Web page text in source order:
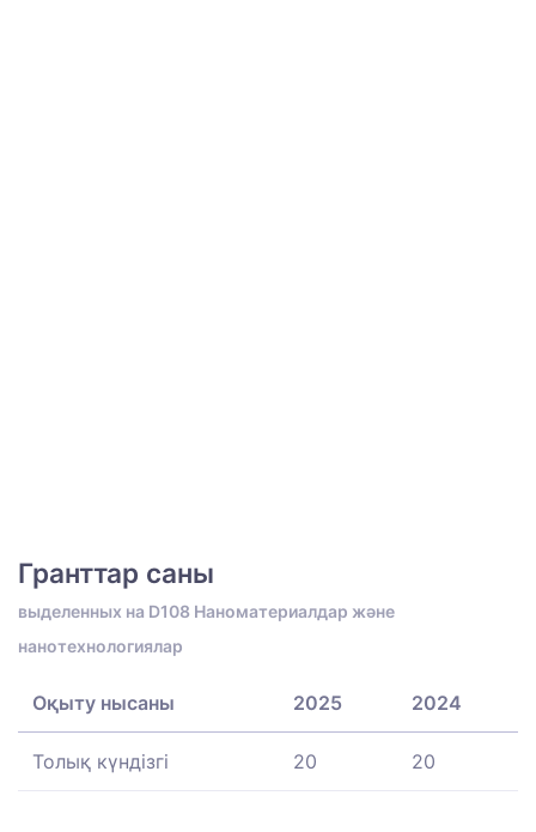
Гранттар саны
выделенных на D108 Наноматериалдар және
нанотехнологиялар
Оқыту нысаны 2025 2024
Толық күндізгі 20 20